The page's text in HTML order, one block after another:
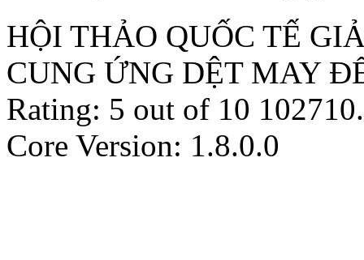
HỘI THẢO QUỐC TẾ
CUNG ỨNG DỆT MAY
Rating: 5 out of 10 102710.
Core Version: 1.8.0.0